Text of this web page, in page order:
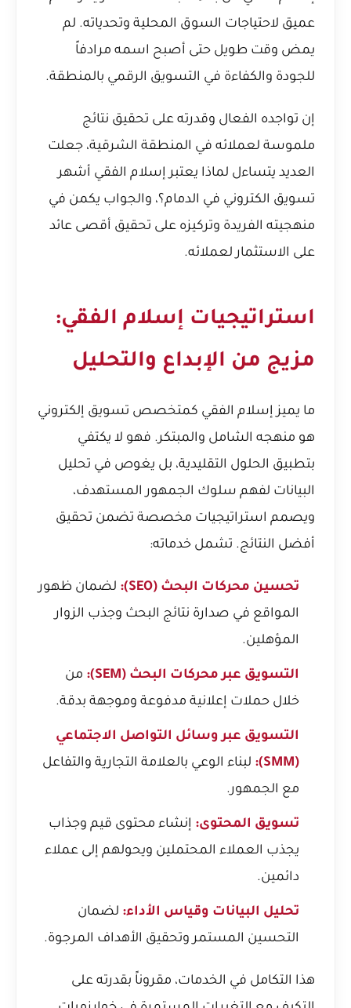
عميق لاحتياجات السوق المحلية وتحدياته. لم
يمض وقت طويل حتى أصبح اسمه مرادفاً
للجودة والكفاءة في التسويق الرقمي بالمنطقة.
إن تواجده الفعال وقدرته على تحقيق نتائج
ملموسة لعملائه في المنطقة الشرقية، جعلت
العديد يتساءل لماذا يعتبر إسلام الفقي أشهر
تسويق الكتروني في الدمام؟، والجواب يكمن في
منهجيته الفريدة وتركيزه على تحقيق أقصى عائد
على الاستثمار لعملائه.
استراتيجيات إسلام الفقي:
مزيج من الإبداع والتحليل
ما يميز إسلام الفقي كمتخصص تسويق إلكتروني
هو منهجه الشامل والمبتكر. فهو لا يكتفي
بتطبيق الحلول التقليدية، بل يغوص في تحليل
البيانات لفهم سلوك الجمهور المستهدف،
ويصمم استراتيجيات مخصصة تضمن تحقيق
أفضل النتائج. تشمل خدماته:
تحسين محركات البحث (SEO):
لضمان ظهور
المواقع في صدارة نتائج البحث وجذب الزوار
المؤهلين.
التسويق عبر محركات البحث (SEM):
من
خلال حملات إعلانية مدفوعة وموجهة بدقة.
التسويق عبر وسائل التواصل الاجتماعي
(SMM):
لبناء الوعي بالعلامة التجارية والتفاعل
مع الجمهور.
تسويق المحتوى: إنشاء محتوى قيم وجذاب
يجذب العملاء المحتملين ويحولهم إلى عملاء
دائمين.
تحليل البيانات وقياس الأداء: لضمان
التحسين المستمر وتحقيق الأهداف المرجوة.
هذا التكامل في الخدمات، مقروناً بقدرته على